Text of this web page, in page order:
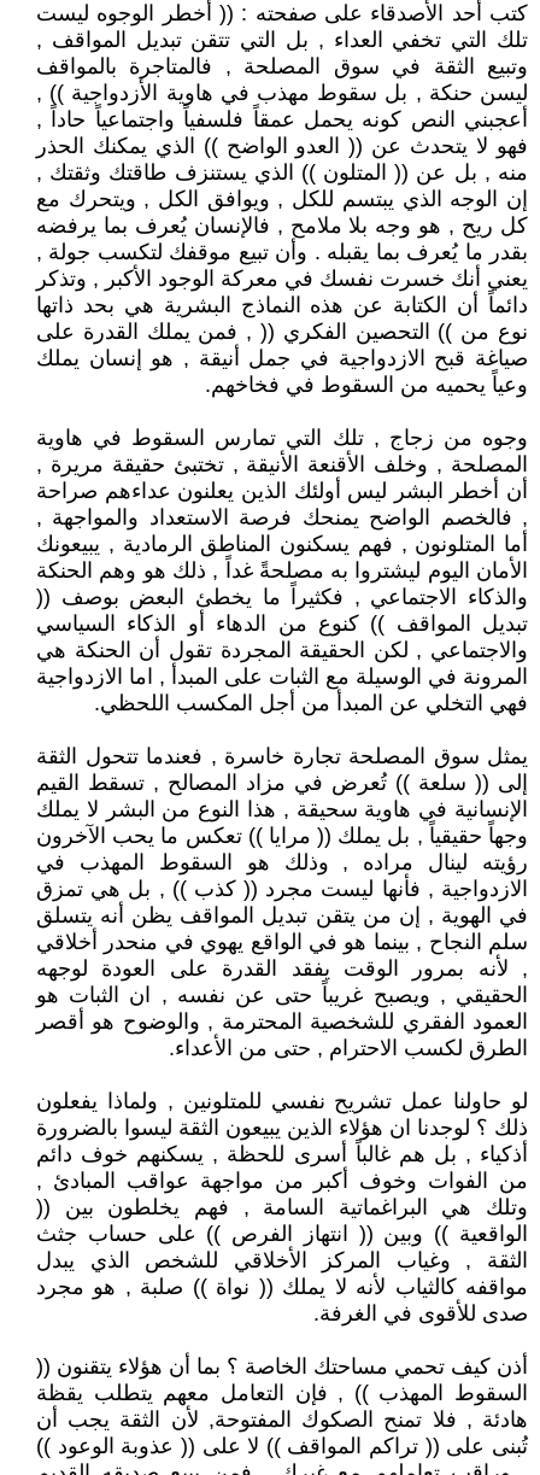
كتب أحد الأصدقاء على صفحته : (( أخطر الوجوه ليست
تلك التي تخفي العداء , بل التي تتقن تبديل المواقف ,
وتبيع الثقة في سوق المصلحة , فالمتاجرة بالمواقف
ليسن حنكة , بل سقوط مهذب في هاوية الأزدواجية )) ,
أعجبني النص كونه يحمل عمقاً فلسفياً واجتماعياً حاداً ,
فهو لا يتحدث عن (( العدو الواضح )) الذي يمكنك الحذر
منه , بل عن (( المتلون )) الذي يستنزف طاقتك وثقتك ,
إن الوجه الذي يبتسم للكل , ويوافق الكل , ويتحرك مع
كل ريح , هو وجه بلا ملامح , فالإنسان يُعرف بما يرفضه
بقدر ما يُعرف بما يقبله . وأن تبيع موقفك لتكسب جولة ,
يعني أنك خسرت نفسك في معركة الوجود الأكبر , وتذكر
دائماً أن الكتابة عن هذه النماذج البشرية هي بحد ذاتها
نوع من )) التحصين الفكري (( , فمن يملك القدرة على
صياغة قبح الازدواجية في جمل أنيقة , هو إنسان يملك
وعياً يحميه من السقوط في فخاخهم.
وجوه من زجاج , تلك التي تمارس السقوط في هاوية
المصلحة , وخلف الأقنعة الأنيقة , تختبئ حقيقة مريرة ,
أن أخطر البشر ليس أولئك الذين يعلنون عداءهم صراحة
, فالخصم الواضح يمنحك فرصة الاستعداد والمواجهة ,
أما المتلونون , فهم يسكنون المناطق الرمادية , يبيعونك
الأمان اليوم ليشتروا به مصلحةً غداً , ذلك هو وهم الحنكة
والذكاء الاجتماعي , فكثيراً ما يخطئ البعض بوصف ((
تبديل المواقف )) كنوع من الدهاء أو الذكاء السياسي
والاجتماعي , لكن الحقيقة المجردة تقول أن الحنكة هي
المرونة في الوسيلة مع الثبات على المبدأ , اما الازدواجية
فهي التخلي عن المبدأ من أجل المكسب اللحظي.
يمثل سوق المصلحة تجارة خاسرة , فعندما تتحول الثقة
إلى (( سلعة )) تُعرض في مزاد المصالح , تسقط القيم
الإنسانية في هاوية سحيقة , هذا النوع من البشر لا يملك
وجهاً حقيقياً , بل يملك (( مرايا )) تعكس ما يحب الآخرون
رؤيته لينال مراده , وذلك هو السقوط المهذب في
الازدواجية , فأنها ليست مجرد (( كذب )) , بل هي تمزق
في الهوية , إن من يتقن تبديل المواقف يظن أنه يتسلق
سلم النجاح , بينما هو في الواقع يهوي في منحدر أخلاقي
, لأنه بمرور الوقت يفقد القدرة على العودة لوجهه
الحقيقي , ويصبح غريباً حتى عن نفسه , ان الثبات هو
العمود الفقري للشخصية المحترمة , والوضوح هو أقصر
الطرق لكسب الاحترام , حتى من الأعداء.
لو حاولنا عمل تشريح نفسي للمتلونين , ولماذا يفعلون
ذلك ؟ لوجدنا ان هؤلاء الذين يبيعون الثقة ليسوا بالضرورة
أذكياء , بل هم غالباً أسرى للحظة , يسكنهم خوف دائم
من الفوات وخوف أكبر من مواجهة عواقب المبادئ ,
وتلك هي البراغماتية السامة , فهم يخلطون بين ((
الواقعية )) وبين (( انتهاز الفرص )) على حساب جثث
الثقة , وغياب المركز الأخلاقي للشخص الذي يبدل
مواقفه كالثياب لأنه لا يملك (( نواة )) صلبة , هو مجرد
صدى للأقوى في الغرفة.
أذن كيف تحمي مساحتك الخاصة ؟ بما أن هؤلاء يتقنون ((
السقوط المهذب )) , فإن التعامل معهم يتطلب يقظة
هادئة , فلا تمنح الصكوك المفتوحة, لأن الثقة يجب أن
تُبنى على (( تراكم المواقف )) لا على (( عذوبة الوعود ))